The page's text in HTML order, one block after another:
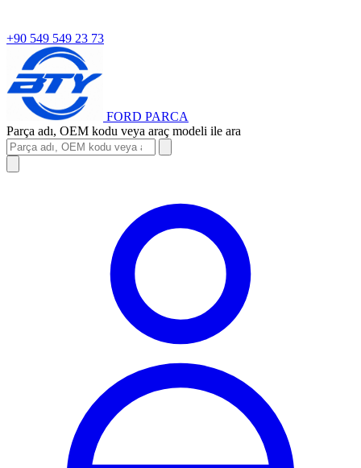
+90 549 549 23 73
FORD PARCA
Parça adı, OEM kodu veya araç modeli ile ara